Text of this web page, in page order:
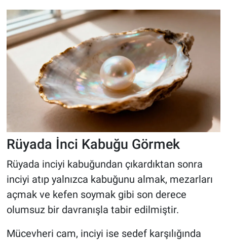
Rüyada İnci Kabuğu Görmek
Rüyada inciyi kabuğundan çıkardıktan sonra
inciyi atıp yalnızca kabuğunu almak, mezarları
açmak ve kefen soymak gibi son derece
olumsuz bir davranışla tabir edilmiştir.
Mücevheri cam, inciyi ise sedef karşılığında